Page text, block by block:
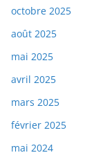
octobre 2025
août 2025
mai 2025
avril 2025
mars 2025
février 2025
mai 2024